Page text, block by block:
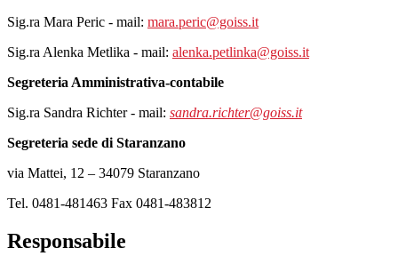
Sig.ra Mara Peric - mail: mara.peric@goiss.it
Sig.ra Alenka Metlika - mail: alenka.petlinka@goiss.it
Segreteria Amministrativa-contabile
Sig.ra Sandra Richter - mail: sandra.richter@goiss.it
Segreteria sede di Staranzano
via Mattei, 12 – 34079 Staranzano
Tel. 0481-481463 Fax 0481-483812
Responsabile